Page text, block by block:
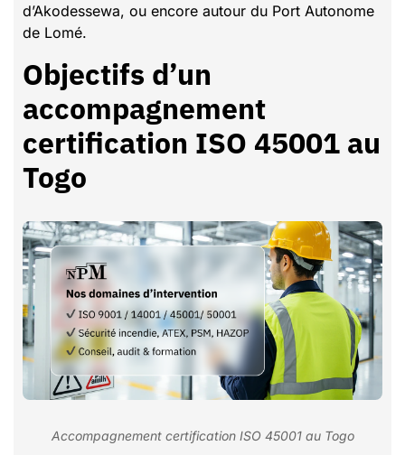
d’Akodessewa, ou encore autour du Port Autonome
de Lomé.
Objectifs d’un
accompagnement
certification ISO 45001 au
Togo
Accompagnement certification ISO 45001 au Togo